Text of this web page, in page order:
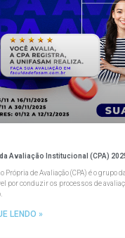
Avaliação Institucional (CPA)
Própria de Avaliação (CPA) é o grupo
por conduzir os processos de
LENDO »